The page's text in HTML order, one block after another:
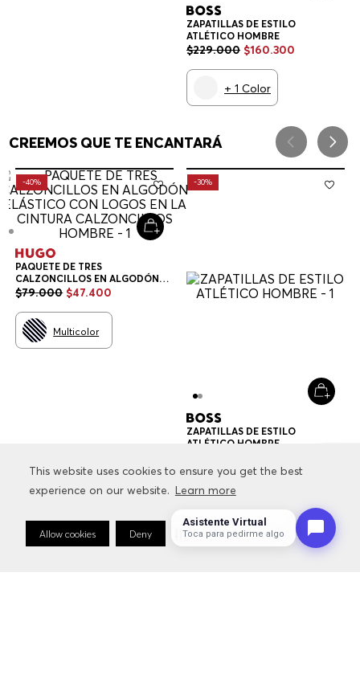
This website uses cookies to ensure you get the best
experience on our website. Learn more
Allow cookies Deny Cookie Preferences
This website uses cookies to ensure you get the best
experience on our website. Learn more
Allow cookies Deny Cookie Preferences
Newsletter HUGO BOSS
Descubra antes todas las novedades de la tienda online de
SUSCRÍBETE
NOVEDADES
Asistente Virtual
Toca para pedirme algo